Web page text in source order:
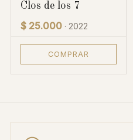
Clos de los 7
$ 25.000 · 2022
COMPRAR